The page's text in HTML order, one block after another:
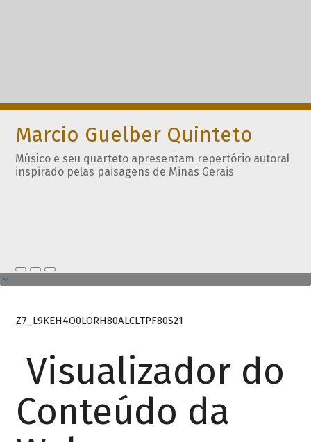
Marcio Guelber Quinteto
Músico e seu quarteto apresentam repertório autoral
inspirado pelas paisagens de Minas Gerais
Z7_L9KEH4O0LORH80ALCLTPF80S21
Visualizador do
Conteúdo da